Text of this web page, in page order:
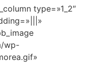
type=»1_2″
wp-